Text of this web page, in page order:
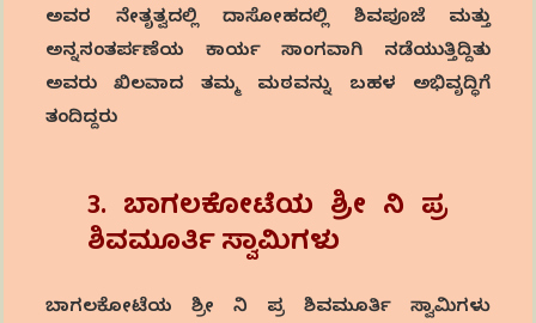
ಅವರ ನೇತೃತ್ವದಲ್ಲಿ ದಾಸೋಹದಲ್ಲಿ ಶಿವಪೂಜೆ ಮತ್ತು
ಅನ್ನಸಂತರ್ಪಣೆಯ ಕಾರ್ಯ ಸಾಂಗವಾಗಿ ನಡೆಯುತ್ತಿದ್ದಿತು
ಅವರು ಖಿಲವಾದ ತಮ್ಮ ಮಠವನ್ನು ಬಹಳ ಅಭಿವೃದ್ಧಿಗೆ
ತಂದಿದ್ದರು
3. ಬಾಗಲಕೋಟೆಯ ಶ್ರೀ ನಿ ಪ್ರ
ಶಿವಮೂರ್ತಿ ಸ್ವಾಮಿಗಳು
ಬಾಗಲಕೋಟೆಯ ಶ್ರೀ ನಿ ಪ್ರ ಶಿವಮೂರ್ತಿ ಸ್ವಾಮಿಗಳು